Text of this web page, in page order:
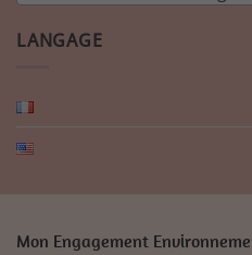
LANGAGE
Mon Engagement